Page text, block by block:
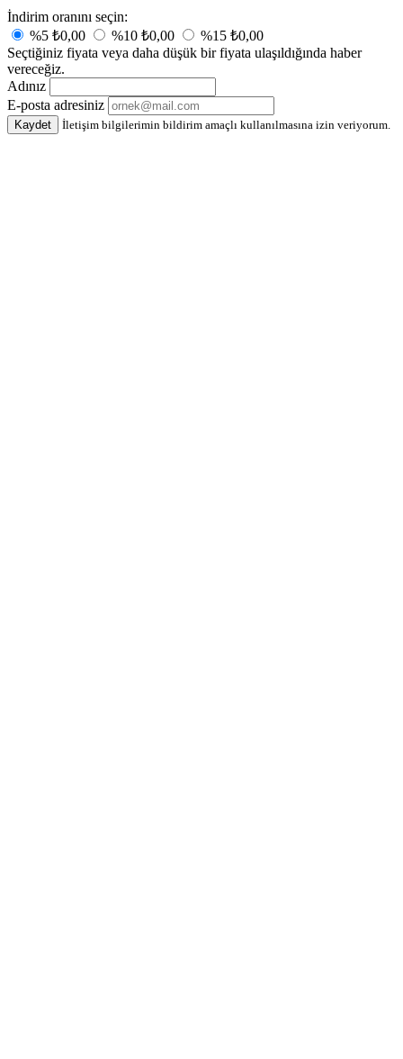
İndirim oranını seçin:
%5 ₺0,00 %10 ₺0,00 %15 ₺0,00
Seçtiğiniz fiyata veya daha düşük bir fiyata ulaşıldığında haber
vereceğiz.
Adınız
E-posta adresiniz
Kaydet İletişim bilgilerimin bildirim amaçlı kullanılmasına izin veriyorum.